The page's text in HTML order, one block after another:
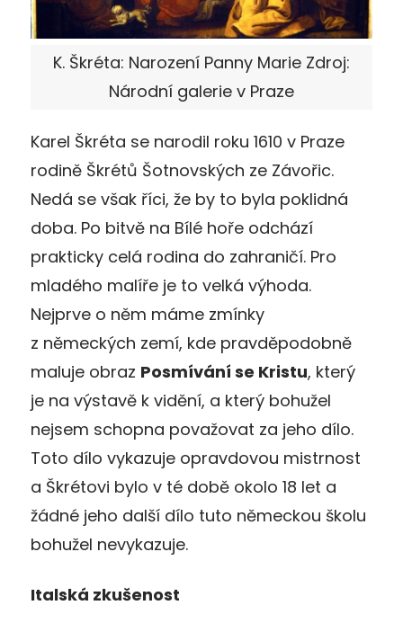
K. Škréta: Narození Panny Marie Zdroj:
Národní galerie v Praze
Karel Škréta se narodil roku 1610 v Praze
rodině Škrétů Šotnovských ze Závořic.
Nedá se však říci, že by to byla poklidná
doba. Po bitvě na Bílé hoře odchází
prakticky celá rodina do zahraničí. Pro
mladého malíře je to velká výhoda.
Nejprve o něm máme zmínky
z německých zemí, kde pravděpodobně
maluje obraz Posmívání se Kristu, který
je na výstavě k vidění, a který bohužel
nejsem schopna považovat za jeho dílo.
Toto dílo vykazuje opravdovou mistrnost
a Škrétovi bylo v té době okolo 18 let a
žádné jeho další dílo tuto německou školu
bohužel nevykazuje.
Italská zkušenost